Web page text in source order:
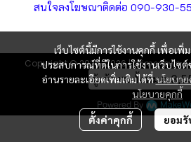
เว็บไซต์นี้มีการใช้งานคุกกี้ เพื่อเ
ประสบการณ์ที่ดีในการใช้งานเว็บไซ
อ่านรายละเอียดเพิ่มเติมได้ที่นโยบา
นโยบายคุกกี้
ตั้งค่าคุกกี้ ยอม
สนใจลงโฆษณาติดต่อ 090-930-
Copyright © 2025-2026 |
ผู้เข้าชมทั้งหมด
Powered By